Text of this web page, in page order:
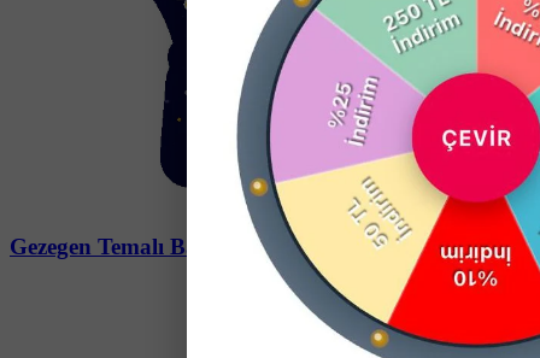
Gezegen Temalı Balon Açacak Magneti